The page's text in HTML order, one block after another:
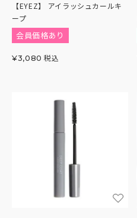
【EYEZ】 アイラッシュカールキ
ープ
会員価格あり
¥3,080 税込